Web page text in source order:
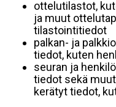
ottelutilastot,
ja muut
tilastointitiedot
palkan- ja
tiedot, kuten
seuran ja
tiedot sekä
kerätyt tiedot,